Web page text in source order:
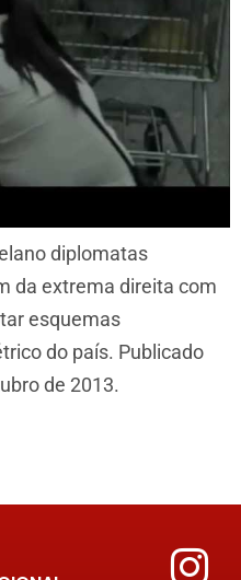
diplomatas
da extrema direita com
esquemas
do país. Publicado
de 2013.